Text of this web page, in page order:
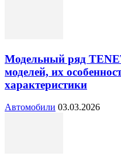
Модельный ряд
моделей, их
характеристики
Автомобили 03.03.2026